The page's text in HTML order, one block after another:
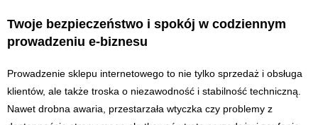
Twoje bezpieczeństwo i spokój w codziennym
prowadzeniu e-biznesu
Prowadzenie sklepu internetowego to nie tylko sprzedaż i obsługa
klientów, ale także troska o niezawodność i stabilność techniczną.
Nawet drobna awaria, przestarzała wtyczka czy problemy z